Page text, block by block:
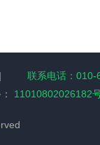
|
联系电话：010-
11010802026182